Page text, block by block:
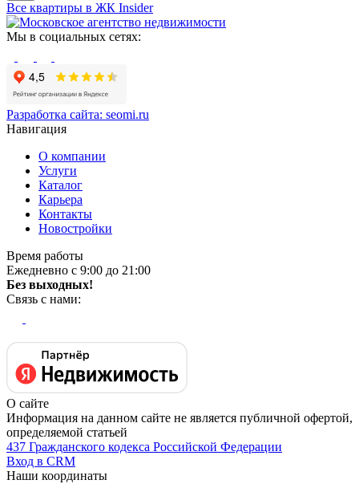
Все квартиры в ЖК Insider
Мы в социальных сетях:
Разработка сайта: seomi.ru
Навигация
О компании
Услуги
Каталог
Карьера
Контакты
Новостройки
Время работы
Ежедневно с 9:00 до 21:00
Без выходных!
Связь с нами:
О сайте
Информация на данном сайте не является публичной офертой,
определяемой статьей
437 Гражданского кодекса Российской Федерации
Вход в CRM
Наши координаты